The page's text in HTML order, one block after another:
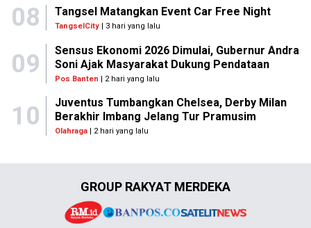
08 Tangsel Matangkan Event Car Free Night
TangselCity | 3 hari yang lalu
09
Sensus Ekonomi 2026 Dimulai, Gubernur Andra
Soni Ajak Masyarakat Dukung Pendataan
Pos Banten | 2 hari yang lalu
10
Juventus Tumbangkan Chelsea, Derby Milan
Berakhir Imbang Jelang Tur Pramusim
Olahraga| 2 hari yang lalu
GROUP RAKYAT MERDEKA